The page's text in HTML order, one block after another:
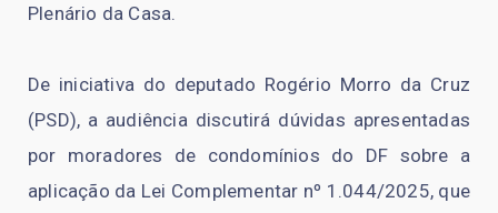
Plenário da Casa.
De iniciativa do deputado Rogério Morro da Cruz
(PSD), a audiência discutirá dúvidas apresentadas
por moradores de condomínios do DF sobre a
aplicação da Lei Complementar nº 1.044/2025, que